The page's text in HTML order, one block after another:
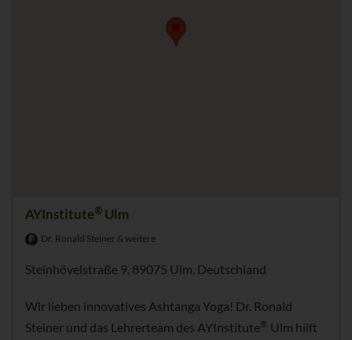
AYInstitute® Ulm
Dr. Ronald Steiner & weitere
Steinhövelstraße 9, 89075 Ulm, Deutschland
Wir lieben innovatives Ashtanga Yoga! Dr. Ronald
Steiner und das Lehrerteam des AYInstitute® Ulm hilft